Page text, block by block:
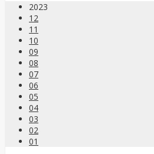
2023
12
11
10
09
08
07
06
05
04
03
02
01